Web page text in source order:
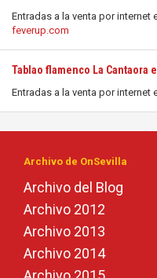
Entradas a la venta por internet
feverup.com
Tablao flamenco La Cantaora
Entradas a la venta por internet
Archivo de OnSevilla
Archivo del Blog
Archivo 2012
Archivo 2013
Archivo 2014